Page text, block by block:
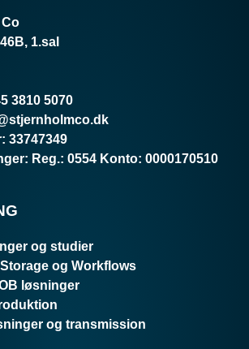
1.sal
3810 5070
: 33747349
: Reg.: 0554 Konto: 0000170510
og studier
og Workflows
løsninger
og transmission